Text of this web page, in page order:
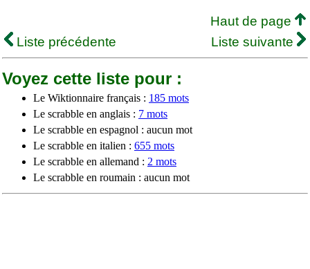
Haut de page
Liste précédente
Liste suivante
Voyez cette liste pour :
Le Wiktionnaire français : 185 mots
Le scrabble en anglais : 7 mots
Le scrabble en espagnol : aucun mot
Le scrabble en italien : 655 mots
Le scrabble en allemand : 2 mots
Le scrabble en roumain : aucun mot